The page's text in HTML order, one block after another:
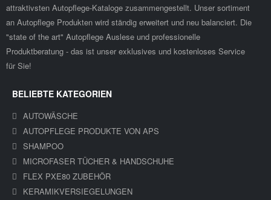
attraktivsten Autopflege-Kataloge zusammengestellt. Unser sortiment
an Autopflege Produkten wird ständig erweitert und neu balanciert. Die
"state of the art" Autopflege Auslese und professionelle
Produktberatung - das ist unser exklusives und kostenloses Service
für Sie!
BELIEBTE KATEGORIEN
AUTOWÄSCHE
AUTOPFLEGE PRODUKTE VON APS
SHAMPOO
MICROFASER TÜCHER & HANDSCHUHE
FLEX PXE80 ZUBEHÖR
KERAMIKVERSIEGELUNGEN